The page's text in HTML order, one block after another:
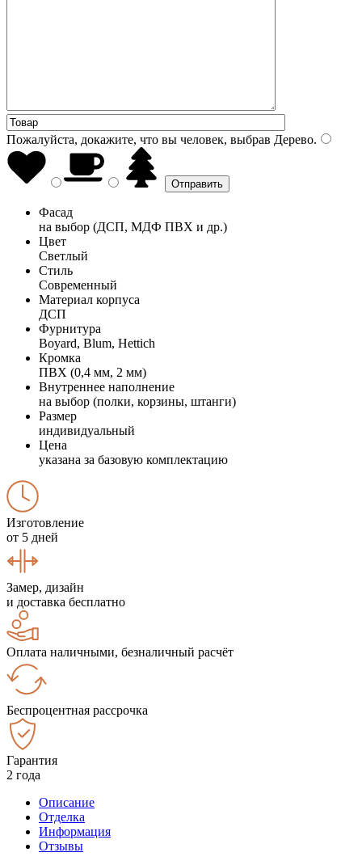
Пожалуйста, докажите, что вы человек, выбрав Дерево.
Фасад
на выбор (ДСП, МДФ ПВХ и др.)
Цвет
Светлый
Стиль
Современный
Материал корпуса
ДСП
Фурнитура
Boyard, Blum, Hettich
Кромка
ПВХ (0,4 мм, 2 мм)
Внутреннее наполнение
на выбор (полки, корзины, штанги)
Размер
индивидуальный
Цена
указана за базовую комплектацию
Изготовление
от 5 дней
Замер, дизайн
и доставка бесплатно
Оплата наличными, безналичный расчёт
Беспроцентная рассрочка
Гарантия
2 года
Описание
Отделка
Информация
Отзывы